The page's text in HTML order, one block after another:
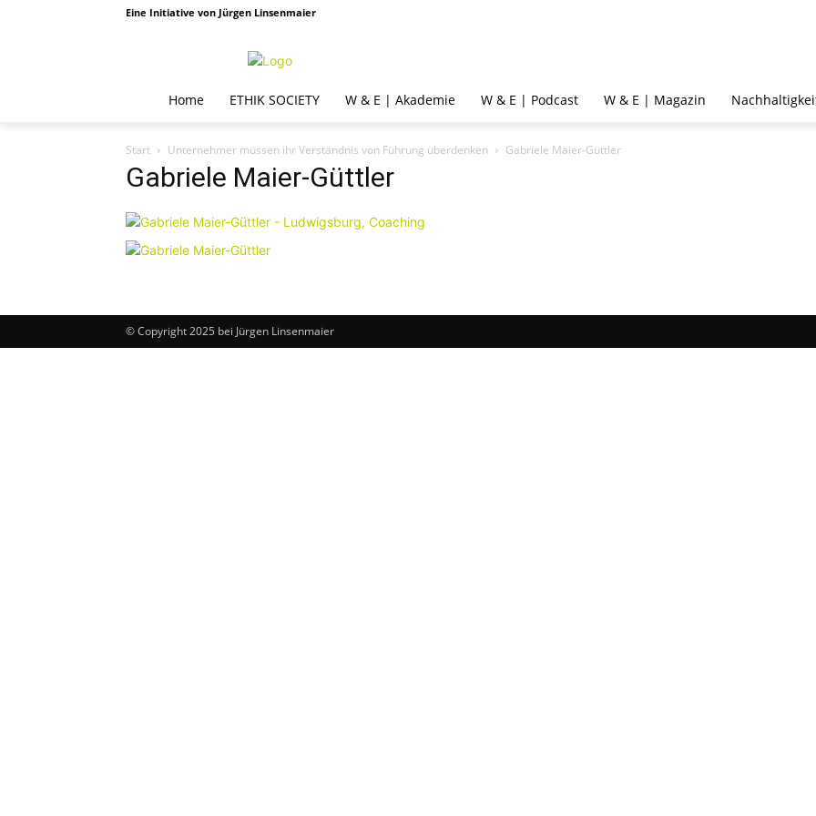
Eine Initiative von Jürgen Linsenmaier
Home ETHIK SOCIETY W & E | Akademie W & E | Podcast W & E | Magazin
Start Unternehmer müssen ihr Verständnis von Führung überdenken Gabriele Maier-Güttler
Gabriele Maier-Güttler
© Copyright 2025 bei Jürgen Linsenmaier